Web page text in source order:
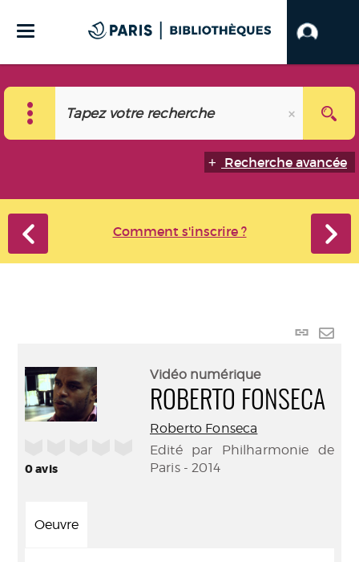
Recherche avancée
Comment s'inscrire ?
Lien
0avis
Vidéo numérique
ROBERTO FONSECA
Roberto Fonseca
Edité par Philharmonie de
Paris - 2014
Oeuvre